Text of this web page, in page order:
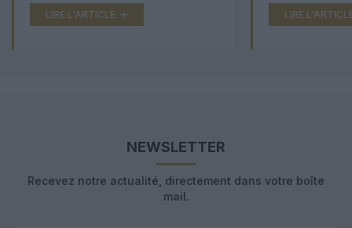
LIRE L'ARTICLE LIRE
NEWSLETTER
Recevez notre actualité, directement dans votre boîte
mail.